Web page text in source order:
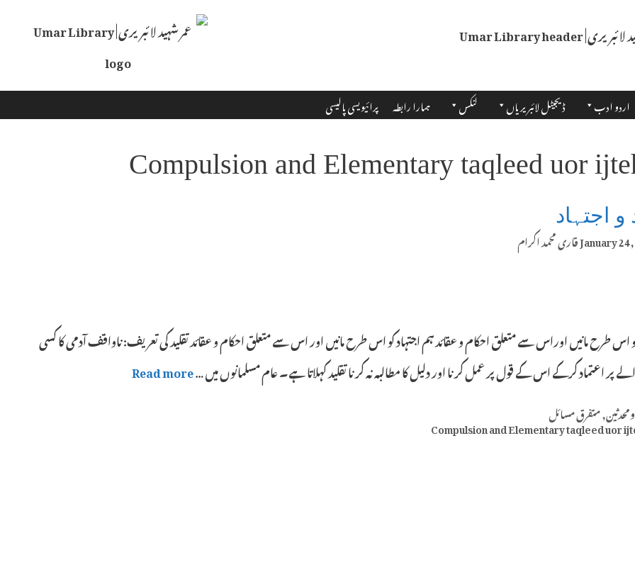
اردو ادب ڈیجیٹل لائبریریاں لنکس ہمارا رابطہ پرائیویسی پالیسی
Compulsion and Elementary taqleed uor
و اجتہاد
Januaryقاری محمد اکرام
اس طرح مانیں اوراس سے متعلق احکام و عقائد ہم اجتہاد کو اس طرح مانیں اور اس سے متعلق احکام و عقائد تقلید کی تعریف: ناواقف آدمی کا کسی
پر اعتماد کرکے اس کے قول پر عمل کرنا اور دلیل کا مطالبہ نہ کرنا تقلید کہلاتا ہے۔ عام مسلمانوں میں …Read more
,متفرق مسائل
Compulsion and Elementary taqleed uor